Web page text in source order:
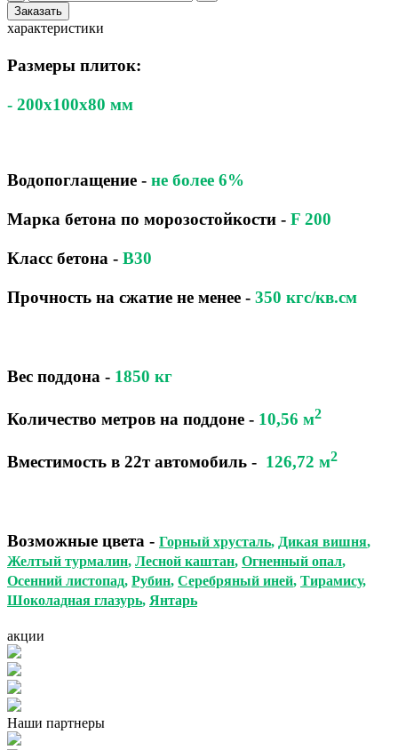
Заказать
характеристики
Размеры плиток:
- 200x100x80 мм
Водопоглащение - не более 6%
Марка бетона по морозостойкости - F 200
Класс бетона - B30
Прочность на сжатие не менее - 350 кгс/кв.см
Вес поддона - 1850 кг
Количество метров на поддоне - 10,56 м2
Вместимость в 22т автомобиль - 126,72 м2
Возможные цвета - Горный хрусталь, Дикая вишня,
Желтый турмалин, Лесной каштан, Огненный опал,
Осенний листопад, Рубин, Серебряный иней, Тирамису,
Шоколадная глазурь, Янтарь
акции
Наши партнеры